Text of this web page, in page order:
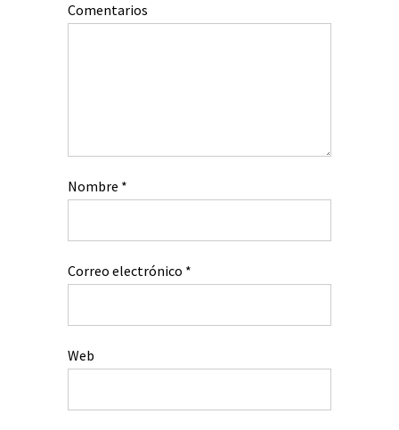
Comentarios
Nombre *
Correo electrónico *
Web